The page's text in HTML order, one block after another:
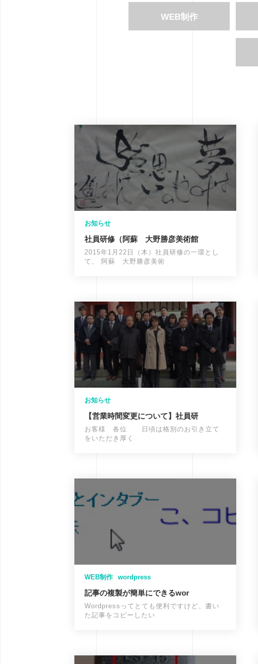
WEB制作
お知らせ
社員研修（阿蘇 大野勝彦美術館
2015年1月22日（木）社員研修の一環とし
て、 阿蘇 大野勝彦美術
お知らせ
【営業時間変更について】社員研
お客様 各位 日頃は格別のお引き立て
をいただき厚く
WEB制作 wordpress
記事の複製が簡単にできるwor
Wordpressってとても便利ですけど、書い
た記事をコピーしたい